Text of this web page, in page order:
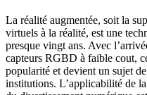
La réalité augmentée, soit la
virtuels à la réalité, est une
presque vingt ans. Avec
capteurs RGBD à faible cout,
popularité et devient un sujet
institutions. L’applicabilité de